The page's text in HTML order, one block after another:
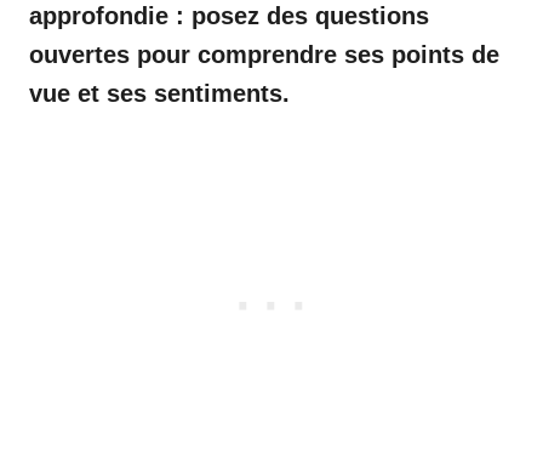
approfondie : posez des questions
ouvertes pour comprendre ses points de
vue et ses sentiments.